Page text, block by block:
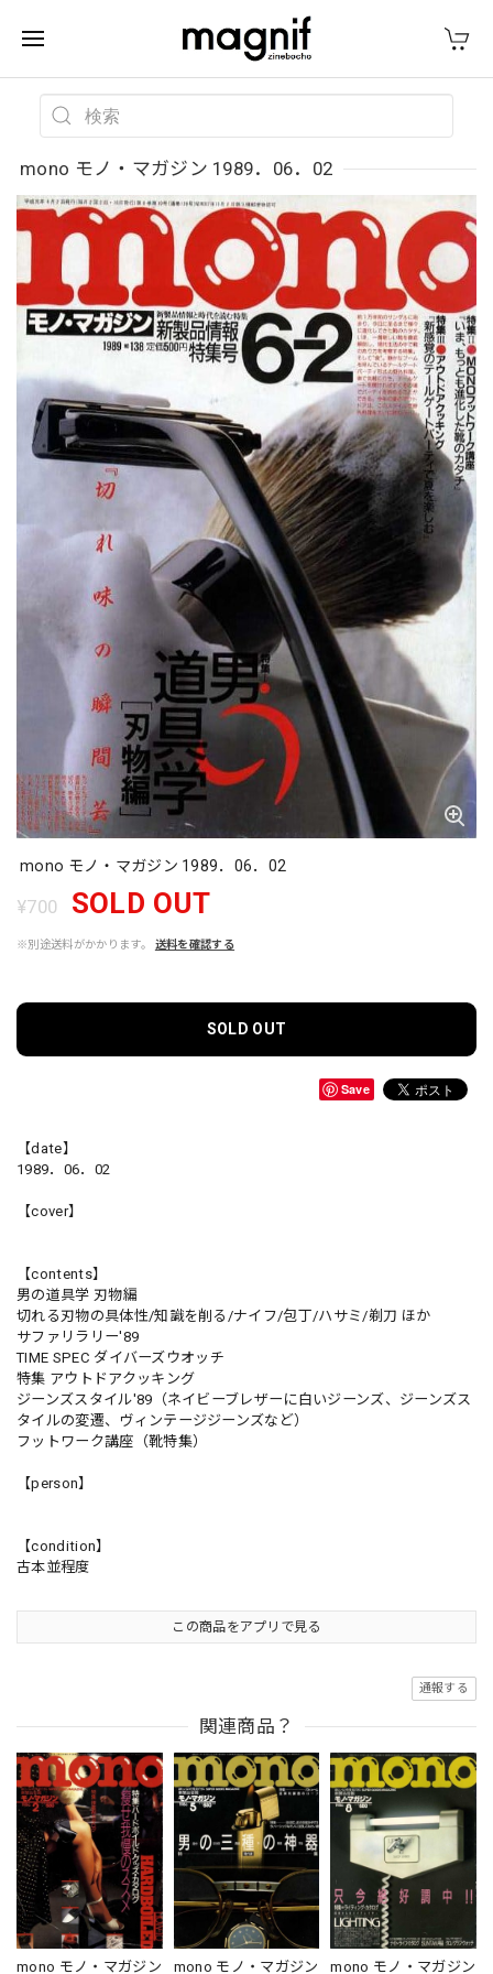
mono モノ・マガジン 1989．06．02
mono モノ・マガジン 1989．06．02
¥700 SOLD OUT
※別途送料がかかります。 送料を確認する
SOLD OUT
Save
【date】
1989．06．02
【cover】
【contents】
男の道具学 刃物編
切れる刃物の具体性/知識を削る/ナイフ/包丁/ハサミ/剃刀 ほか
サファリラリー'89
TIME SPEC ダイバーズウオッチ
特集 アウトドアクッキング
ジーンズスタイル'89（ネイビーブレザーに白いジーンズ、ジーンズス
タイルの変遷、ヴィンテージジーンズなど）
フットワーク講座（靴特集）
【person】
【condition】
古本並程度
この商品をアプリで見る
通報する
関連商品？
mono モノ・マガジン mono モノ・マガジン mono モノ・マガジン